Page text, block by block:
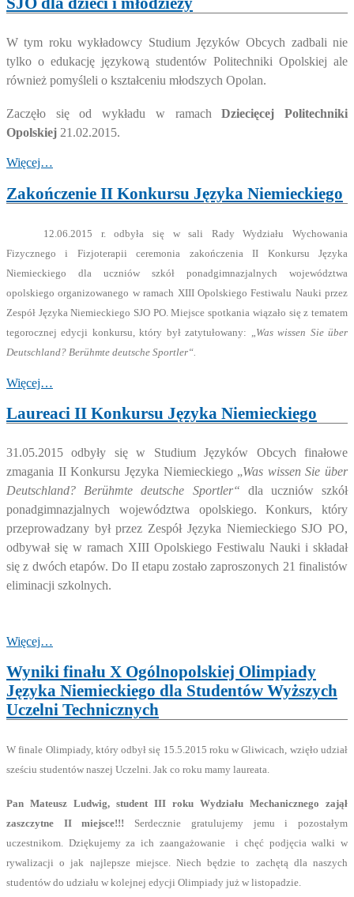
W tym roku wykładowcy Studium Języków Obcych zadbali nie
tylko o edukację językową studentów Politechniki Opolskiej ale
również pomyśleli o kształceniu młodszych Opolan.
Zaczęło się od wykładu w ramachDziecięcej Politechniki
Opolskiej 21.02.2015.
Więcej…
Zakończenie II Konkursu Języka Niemieckiego
12.06.2015 r. odbyła się w sali Rady Wydziału Wychowania
Fizycznego i Fizjoterapii ceremonia zakończenia II Konkursu Języka
Niemieckiego dla uczniów szkół ponadgimnazjalnych województwa
opolskiego organizowanego w ramach XIII Opolskiego Festiwalu Nauki przez
Zespół Języka Niemieckiego SJO PO. Miejsce spotkania wiązało się z tematem
tegorocznej edycji konkursu, który był zatytułowany: „Was wissen Sie über
Deutschland? Berühmte deutsche Sportler“.
Więcej…
Laureaci II Konkursu Języka Niemieckiego
31.05.2015 odbyły się w Studium Języków Obcych finałowe
zmagania II Konkursu Języka Niemieckiego „Was wissen Sie über
Deutschland? Berühmte deutsche Sportler“ dla uczniów szkół
ponadgimnazjalnych województwa opolskiego. Konkurs, który
przeprowadzany był przez Zespół Języka Niemieckiego SJO PO,
odbywał się w ramach XIII Opolskiego Festiwalu Nauki i składał
się z dwóch etapów. Do II etapu zostało zaproszonych 21 finalistów
eliminacji szkolnych.
Więcej…
Wyniki finału X Ogólnopolskiej Olimpiady
Języka Niemieckiego dla Studentów Wyższych
Uczelni Technicznych
W finale Olimpiady, który odbył się 15.5.2015 roku w Gliwicach, wzięło udział
sześciu studentów naszej Uczelni. Jak co roku mamy laureata.
Pan Mateusz Ludwig, student III roku Wydziału Mechanicznego zajął
zaszczytne II miejsce!!! Serdecznie gratulujemy jemu i pozostałym
uczestnikom. Dziękujemy za ich zaangażowanie i chęć podjęcia walki w
rywalizacji o jak najlepsze miejsce. Niech będzie to zachętą dla naszych
studentów do udziału w kolejnej edycji Olimpiady już w listopadzie.